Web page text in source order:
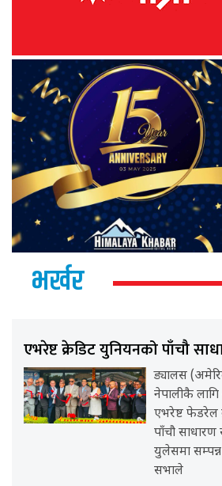
भर्खर
एभरेष्ट क्रेडिट युनियनको पाँचौ
ड्यालस
नेपालीकै
एभरेष्ट फेडरेल
पाँचौ
युलेसमा
सभाले